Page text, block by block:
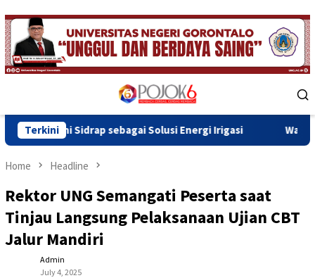
Skip
to
content
Menu
Terkini
sebagai Solusi Energi Irigasi Wawali Indra Gobel
Home Headline
Rektor UNG Semangati Peserta saat
Tinjau Langsung Pelaksanaan Ujian CBT
Jalur Mandiri
Admin
July 4, 2025